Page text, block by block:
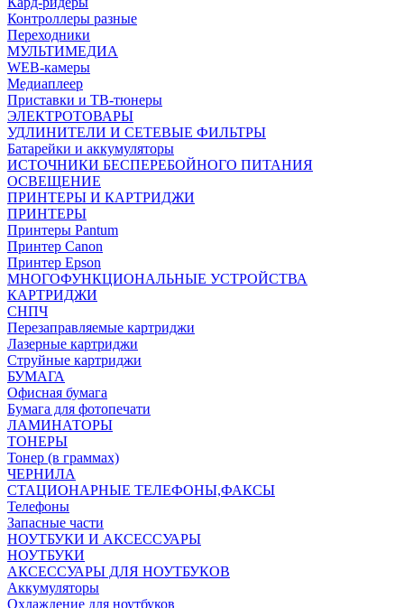
Контроллеры разные
Переходники
МУЛЬТИМЕДИА
WEB-камеры
Медиаплеер
Приставки и ТВ-тюнеры
ЭЛЕКТРОТОВАРЫ
УДЛИНИТЕЛИ И СЕТЕВЫЕ ФИЛЬТРЫ
Батарейки и аккумуляторы
ИСТОЧНИКИ БЕСПЕРЕБОЙНОГО ПИТАНИЯ
ОСВЕЩЕНИЕ
ПРИНТЕРЫ И КАРТРИДЖИ
ПРИНТЕРЫ
Принтеры Pantum
Принтер Canon
Принтер Epson
МНОГОФУНКЦИОНАЛЬНЫЕ УСТРОЙСТВА
КАРТРИДЖИ
СНПЧ
Перезаправляемые картриджи
Лазерные картриджи
Струйные картриджи
БУМАГА
Офисная бумага
Бумага для фотопечати
ЛАМИНАТОРЫ
ТОНЕРЫ
Тонер (в граммах)
ЧЕРНИЛА
СТАЦИОНАРНЫЕ ТЕЛЕФОНЫ,ФАКСЫ
Телефоны
Запасные части
НОУТБУКИ И АКСЕССУАРЫ
НОУТБУКИ
АКСЕССУАРЫ ДЛЯ НОУТБУКОВ
Аккумуляторы
Охлаждение для ноутбуков